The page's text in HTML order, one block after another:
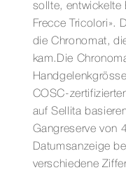
sollte, entwickelte
Frecce Tricolori».
die Chronomat,
kam.Die
COSC-
auf Sellita
Gangreserve von
Datumsanzeige
verschiedene